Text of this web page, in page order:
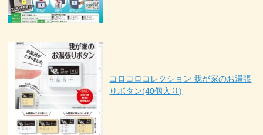
コロコロコレクション 我が家のお湯張
りボタン(40個入り)